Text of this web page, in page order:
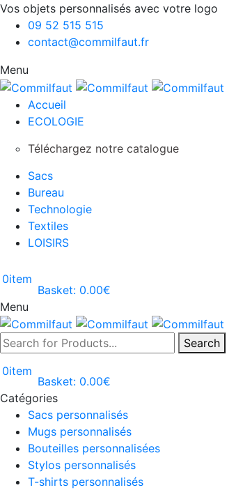
Vos objets personnalisés avec votre logo
09 52 515 515
contact@commilfaut.fr
Menu
Accueil
ECOLOGIE
Téléchargez notre catalogue
Sacs
Bureau
Technologie
Textiles
LOISIRS
0item
Basket: 0.00€
Menu
Search
0item
Basket: 0.00€
Catégories
Sacs personnalisés
Mugs personnalisés
Bouteilles personnalisées
Stylos personnalisés
T-shirts personnalisés